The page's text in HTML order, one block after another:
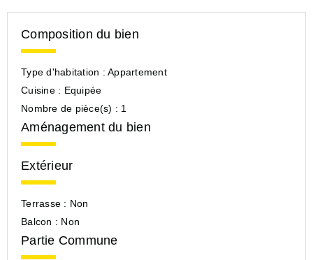
Composition du bien
Type d'habitation : Appartement
Cuisine : Equipée
Nombre de pièce(s) : 1
Aménagement du bien
Extérieur
Terrasse : Non
Balcon : Non
Partie Commune